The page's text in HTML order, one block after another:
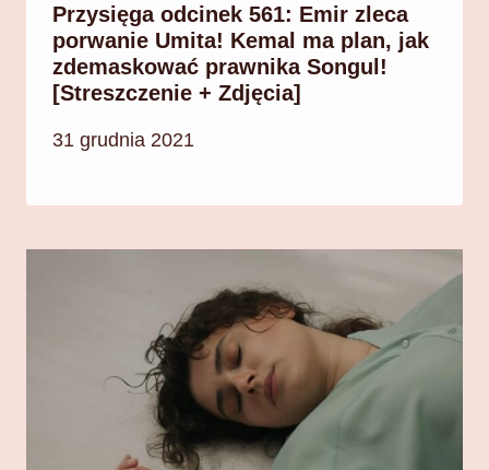
Przysięga odcinek 561: Emir zleca
porwanie Umita! Kemal ma plan, jak
zdemaskować prawnika Songul!
[Streszczenie + Zdjęcia]
31 grudnia 2021